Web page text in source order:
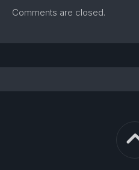
Comments are closed.